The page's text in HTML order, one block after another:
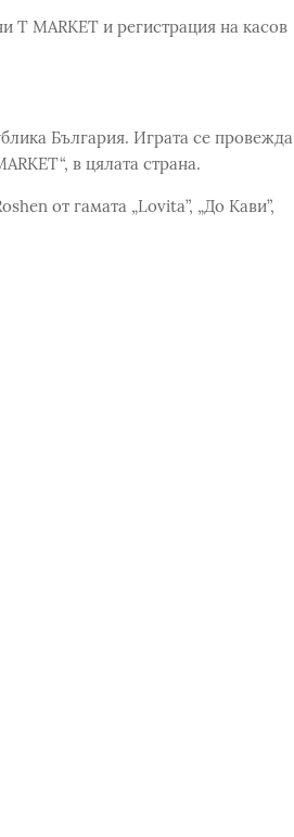
Т MARKET и регистрация на касов
България. Играта се провежда
в цялата страна.
от гамата „Lovita”, „До Кави”,